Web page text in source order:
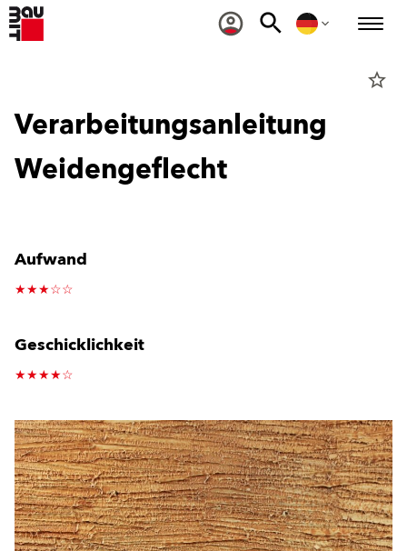
star_border
Verarbeitungsanleitung
Weidengeflecht
Aufwand
★★★☆☆
Geschicklichkeit
★★★★☆